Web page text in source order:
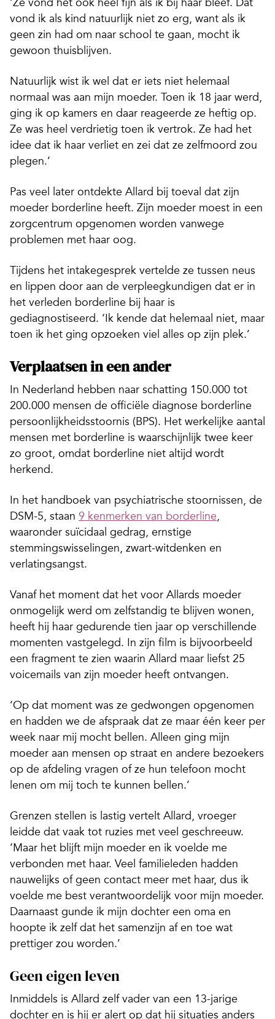
vond ik als kind natuurlijk niet zo erg, want als ik
geen zin had om naar school te gaan, mocht ik
gewoon thuisblijven.
Natuurlijk wist ik wel dat er iets niet helemaal
normaal was aan mijn moeder. Toen ik 18 jaar werd,
ging ik op kamers en daar reageerde ze heftig op.
Ze was heel verdrietig toen ik vertrok. Ze had het
idee dat ik haar verliet en zei dat ze zelfmoord zou
plegen.’
Pas veel later ontdekte Allard bij toeval dat zijn
moeder borderline heeft. Zijn moeder moest in een
zorgcentrum opgenomen worden vanwege
problemen met haar oog.
Tijdens het intakegesprek vertelde ze tussen neus
en lippen door aan de verpleegkundigen dat er in
het verleden borderline bij haar is
gediagnostiseerd. ‘Ik kende dat helemaal niet, maar
toen ik het ging opzoeken viel alles op zijn plek.’
Verplaatsen in een ander
In Nederland hebben naar schatting 150.000 tot
200.000 mensen de officiële diagnose borderline
persoonlijkheidsstoornis (BPS). Het werkelijke aantal
mensen met borderline is waarschijnlijk twee keer
zo groot, omdat borderline niet altijd wordt
herkend.
In het handboek van psychiatrische stoornissen, de
DSM-5, staan 9 kenmerken van borderline,
waaronder suïcidaal gedrag, ernstige
stemmingswisselingen, zwart-witdenken en
verlatingsangst.
Vanaf het moment dat het voor Allards moeder
onmogelijk werd om zelfstandig te blijven wonen,
heeft hij haar gedurende tien jaar op verschillende
momenten vastgelegd. In zijn film is bijvoorbeeld
een fragment te zien waarin Allard maar liefst 25
voicemails van zijn moeder heeft ontvangen.
‘Op dat moment was ze gedwongen opgenomen
en hadden we de afspraak dat ze maar één keer per
week naar mij mocht bellen. Alleen ging mijn
moeder aan mensen op straat en andere bezoekers
op de afdeling vragen of ze hun telefoon mocht
lenen om mij toch te kunnen bellen.’
Grenzen stellen is lastig vertelt Allard, vroeger
leidde dat vaak tot ruzies met veel geschreeuw.
‘Maar het blijft mijn moeder en ik voelde me
verbonden met haar. Veel familieleden hadden
nauwelijks of geen contact meer met haar, dus ik
voelde me best verantwoordelijk voor mijn moeder.
Daarnaast gunde ik mijn dochter een oma en
hoopte ik zelf dat het samenzijn af en toe wat
prettiger zou worden.’
Geen eigen leven
Inmiddels is Allard zelf vader van een 13-jarige
dochter en is hij er alert op dat hij situaties anders